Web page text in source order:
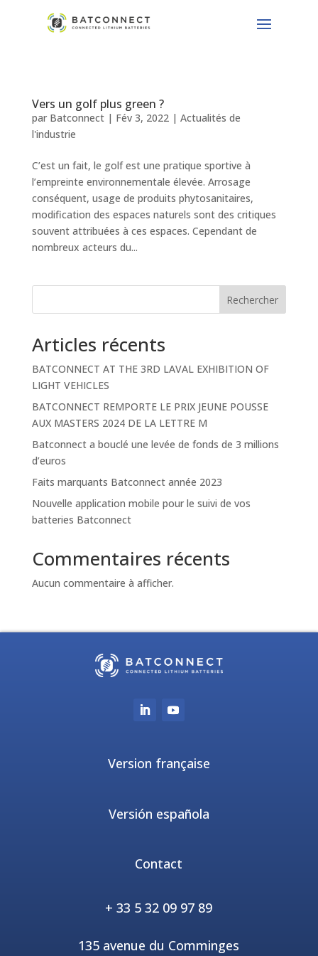
Vers un golf plus green ?
par Batconnect| Fév 3, 2022| Actualités de
l'industrie
C’est un fait, le golf est une pratique sportive à
l’empreinte environnementale élevée. Arrosage
conséquent, usage de produits phytosanitaires,
modification des espaces naturels sont des critiques
souvent attribuées à ces espaces. Cependant de
nombreux acteurs du...
Rechercher
Articles récents
BATCONNECT AT THE 3RD LAVAL EXHIBITION OF
LIGHT VEHICLES
BATCONNECT REMPORTE LE PRIX JEUNE POUSSE
AUX MASTERS 2024 DE LA LETTRE M
Batconnect a bouclé une levée de fonds de 3 millions
d’euros
Faits marquants Batconnect année 2023
Nouvelle application mobile pour le suivi de vos
batteries Batconnect
Commentaires récents
Aucun commentaire à afficher.
Version française
Versión española
Contact
+ 33 5 32 09 97 89
135 avenue du Comminges